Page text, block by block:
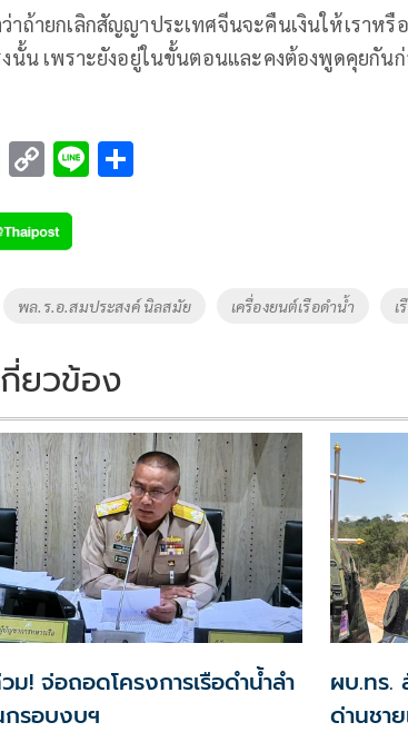
าถ้ายกเลิกสัญญาประเทศจีนจะคืนเงินให้เราหรื
งนั้น เพราะยังอยู่ในขั้นตอนและคงต้องพูดคุยกัน
T
tt
er
C
p
y
Li
k
Li
พล.ร.อ.สมประสงค์ นิลสมัย เครื่องยนต์เรือดำน้ำ เ
ยวข้อง
ม! จ่อถอดโครงการเรือดำน้ำลำ
รอบงบฯ
ผบ.ทร.
ด่านชา